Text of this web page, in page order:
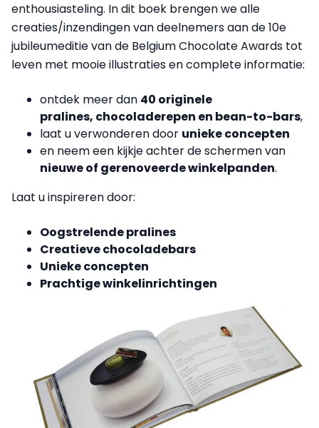
enthousiasteling. In dit boek brengen we alle
creaties/inzendingen van deelnemers aan de 10e
jubileumeditie van de Belgium Chocolate Awards tot
leven met mooie illustraties en complete informatie:
ontdek meer dan 40 originele
pralines, chocoladerepen en bean-to-bars,
laat u verwonderen door unieke concepten
en neem een kijkje achter de schermen van
nieuwe of gerenoveerde winkelpanden.
Laat u inspireren door:
Oogstrelende pralines
Creatieve chocoladebars
Unieke concepten
Prachtige winkelinrichtingen